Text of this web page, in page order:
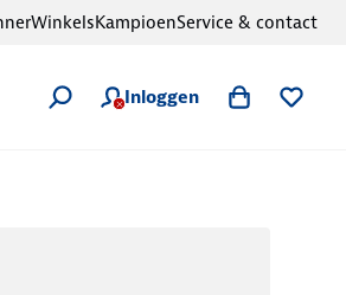
Inloggen
WinkelsKampioenService & contact